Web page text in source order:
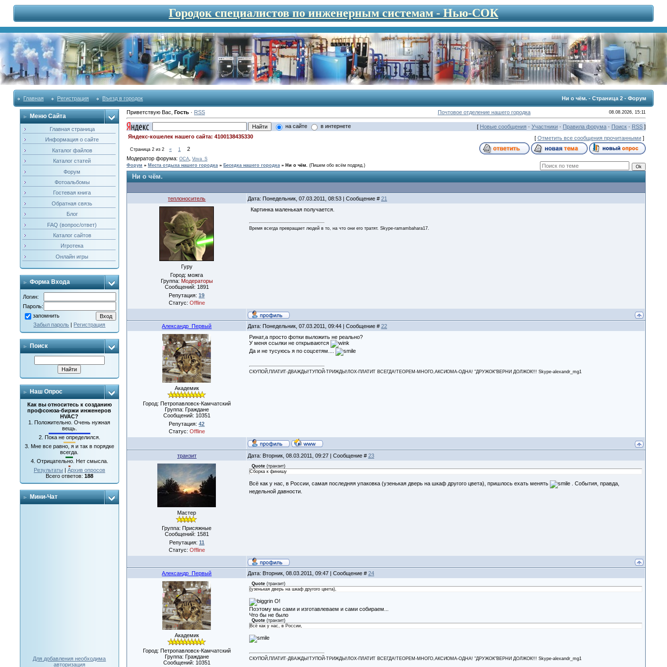
Городок специалистов по инженерным системам - Нью-СОК
Главная Регистрация Въезд в городок Ни о чём. - Страница 2 - Форум
Меню Сайта
Главная страница
Информация о сайте
Каталог файлов
Каталог статей
Форум
Фотоальбомы
Гостевая книга
Обратная связь
Блог
FAQ (вопрос/ответ)
Каталог сайтов
Игротека
Онлайн игры
Форма Входа
Логин:
Пароль:
запомнить
Забыл пароль | Регистрация
Поиск
Наш Опрос
Как вы относитесь к созданию
профсоюза-биржи инженеров
HVAC?
1.Положительно. Очень нужная
вещь.
2. Пока не определился.
3. Мне все равно, я и так в порядке
всегда.
4. Отрицательно. Нет смысла.
Результаты | Архив опросов
Всего ответов: 188
Мини-Чат
Для добавления необходима
авторизация
Приветствую Вас Гость· RSS Почтовое отделение нашего городка 08.08.2026, 15:11
на сайте в интернете [ Новые сообщения· Участники· Правила форума· Поиск· RSS]
Яндекс-кошелек нашего сайта: 4100138435330
[ Отметить все сообщения прочитанными]
Страница 2из 2 « 1
2
Модератор форума: OCA, Vova_S
Форум » Места отдыха нашего городка » Беседка нашего городка » Ни о чём. (Пишем обо всём подряд.)
Ни о чём.
теплоноситель Дата: Понедельник, 07.03.2011, 08:53 | Сообщение # 21
Гуру
Город: можга
Группа: Модераторы
Сообщений: 1891
Репутация:19
Статус: Offline
Картинка маленькая получается.
Время всегда превращает людей в то, на что они его тратят. Skype-ramambahara17.
Александр_Первый Дата: Понедельник, 07.03.2011, 09:44 | Сообщение # 22
Академик
Город: Петропавловск-Камчатский
Группа: Граждане
Сообщений: 10351
Репутация:42
Статус: Offline
Ринат,а просто фотки выложить не реально?
У меня ссылки не открываются
Да и не тусуюсь я по соцсетям....
СКУПОЙ,ПЛАТИТ-ДВАЖДЫ!ТУПОЙ-ТРИЖДЫ!ЛОХ-ПЛАТИТ ВСЕГДА!ТЕОРЕМ-МНОГО,АКСИОМА-ОДНА! "ДРУЖОК"ВЕРНИ ДОЛЖОК!!! Skype-alexandr_mg1
транзит Дата: Вторник, 08.03.2011, 09:27 | Сообщение # 23
Мастер
Группа: Присяжные
Сообщений: 1581
Репутация: 11
Статус: Offline
Quote(транзит)
Сборка к финишу
Всё как у нас, в России, самая последняя упаковка (узенькая дверь на шкаф другого цвета), пришлось ехать менять
. События, правда,
недельной давности.
Александр_Первый Дата: Вторник, 08.03.2011, 09:47 | Сообщение # 24
Академик
Город: Петропавловск-Камчатский
Группа: Граждане
Сообщений: 10351
Quote(транзит)
(узенькая дверь на шкаф другого цвета),
О!
Поэтому мы сами и изготавлеваем и сами собираем...
Что бы не было
Quote(транзит)
Всё как у нас, в России,
СКУПОЙ,ПЛАТИТ-ДВАЖДЫ!ТУПОЙ-ТРИЖДЫ!ЛОХ-ПЛАТИТ ВСЕГДА!ТЕОРЕМ-МНОГО,АКСИОМА-ОДНА! "ДРУЖОК"ВЕРНИ ДОЛЖОК!!! Skype-alexandr_mg1